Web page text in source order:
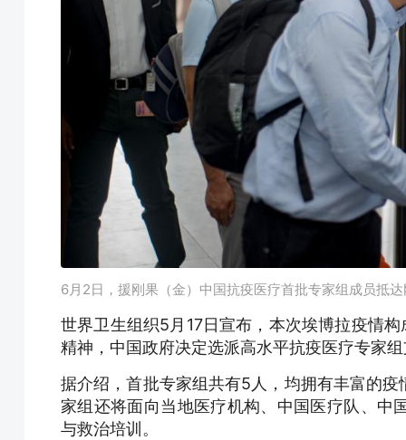
6月2日，援刚果（金）中国抗疫医疗首批专家组成员抵
世界卫生组织5月17日宣布，本次埃博拉疫情
精神，中国政府决定选派高水平抗疫医疗专家
据介绍，首批专家组共有5人，均拥有丰富的
家组还将面向当地医疗机构、中国医疗队、中
与救治培训。